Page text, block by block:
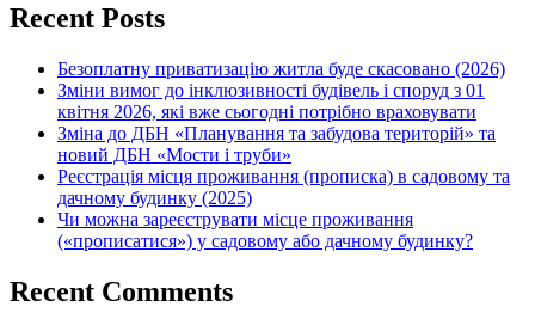
Recent Posts
Безоплатну приватизацію житла буде скасовано (2026)
Зміни вимог до інклюзивності будівель і споруд з 01
квітня 2026, які вже сьогодні потрібно враховувати
Зміна до ДБН «Планування та забудова територій» та
новий ДБН «Мости і труби»
Реєстрація місця проживання (прописка) в садовому та
дачному будинку (2025)
Чи можна зареєструвати місце проживання
(«прописатися») у садовому або дачному будинку?
Recent Comments